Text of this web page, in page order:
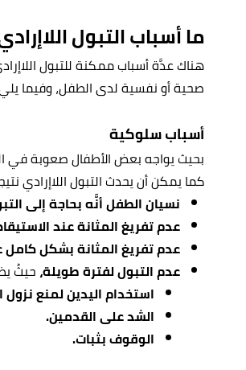
ما أسباب التبول
هناك عدَّة أسباب ممكنة للتبول
صحية أو نفسية لدى الطفل، وفيما
أسباب سلوكية
بحيث يواجه بعض الأطفال صعوبة في
كما يمكن أن يحدث التبول اللاإرادي
نسيان الطفل أنَّه بحاجة إلى
عدم تفريغ المثانة عند
عدم تفريغ المثانة بشكل
عدم التبول لفترة طويلة،حيثُ
استخدام اليدين لمنع نزول
الشد على القدمين.
الوقوف بثبات.